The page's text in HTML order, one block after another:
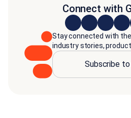
Connect with
Stay connected with
industry stories,
Subscribe